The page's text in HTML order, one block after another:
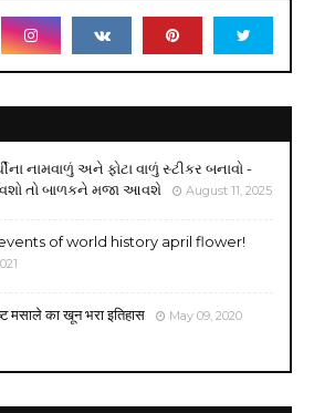
નામવાળું અને ફોટા વાળું સ્ટીકર બનાવો -
તો બાળકને મજા આવશે
August 11, 2025
of world history april flower!
मसाले का खून भरा इतिहास May 09, 2020